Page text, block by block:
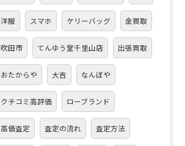
洋服 スマホ ケリーバッグ 金買取
吹田市 てんゆう堂千里山店 出張買取
おたからや 大吉 なんぼや
クチコミ高評価 ローブランド
高価査定 査定の流れ 査定方法